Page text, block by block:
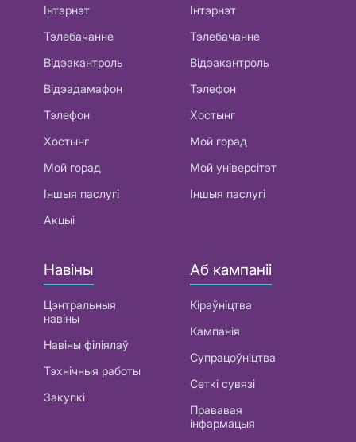
Інтэрнэт
Тэлебачанне
Відэакантроль
Відэадамафон
Тэлефон
Хостынг
Мой горад
Іншыя паслугі
Акцыі
Інтэрнэт
Тэлебачанне
Відэакантроль
Тэлефон
Хостынг
Мой горад
Мой універсітэт
Іншыя паслугі
Навіны
Цэнтральныя
навіны
Навіны філіялаў
Тэхнічныя работы
Закупкі
Аб кампаніі
Кіраўніцтва
Кампанія
Супрацоўніцтва
Сеткі сувязі
Прававая
інфармацыя